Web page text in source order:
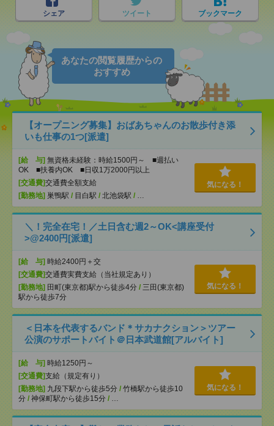
シェア ツイート ブックマーク
あなたの閲覧履歴からの
おすすめ
【オープニング募集】おばあちゃんのお散歩付き添
いも仕事の1つ[派遣]
[給 与] 無資格未経験：時給1500円～ ■週払い
OK ■扶養内OK ■日収1万2000円以上
[交通費]交通費全額支給
[勤務地] 巣鴨駅 / 目白駅 / 北池袋駅 / …
気になる！
＼！完全在宅！／土日含む週2～OK<講座受付
>@2400円[派遣]
[給 与] 時給2400円＋交
[交通費]交通費実費支給（当社規定あり）
[勤務地] 田町(東京都)駅から徒歩4分 / 三田(東京都)
駅から徒歩7分
気になる！
＜日本を代表するバンド＊サカナクション＞ツアー
公演のサポートバイト＠日本武道館[アルバイト]
[給 与] 時給1250円～
[交通費]支給（規定有り）
[勤務地] 九段下駅から徒歩5分 / 竹橋駅から徒歩10
分 / 神保町駅から徒歩15分 / …
気になる！